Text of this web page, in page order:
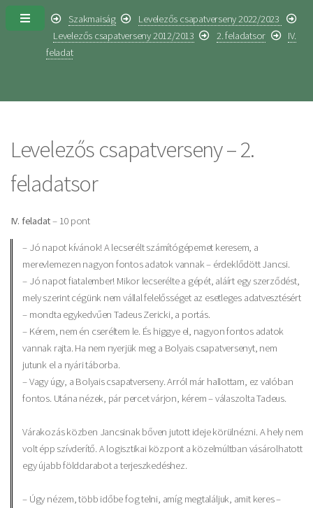
Szakmaiság
Levelezős csapatverseny 2022/2023
Levelezős csapatverseny 2012/2013
2. feladatsor
IV.
feladat
Levelezős csapatverseny – 2.
feladatsor
IV. feladat– 10 pont
– Jó napot kívánok! A lecserélt számítógépemet keresem, a
merevlemezen nagyon fontos adatok vannak – érdeklődött Jancsi.
– Jó napot fiatalember! Mikor lecserélte a gépét, aláírt egy szerződést,
mely szerint cégünk nem vállal felelősséget az esetleges adatvesztésért
– mondta egykedvűen Tadeus Zericki, a portás.
– Kérem, nem én cseréltem le. És higgye el, nagyon fontos adatok
vannak rajta. Ha nem nyerjük meg a Bolyais csapatversenyt, nem
jutunk el a nyári táborba.
– Vagy úgy, a Bolyais csapatverseny. Arról már hallottam, ez valóban
fontos. Utána nézek, pár percet várjon, kérem – válaszolta Tadeus.
Várakozás közben Jancsinak bőven jutott ideje körülnézni. A hely nem
volt épp szívderítő. A logisztikai központ a közelmúltban vásárolhatott
egy újabb földdarabot a terjeszkedéshez.
– Úgy nézem, több időbe fog telni, amíg megtaláljuk, amit keres –